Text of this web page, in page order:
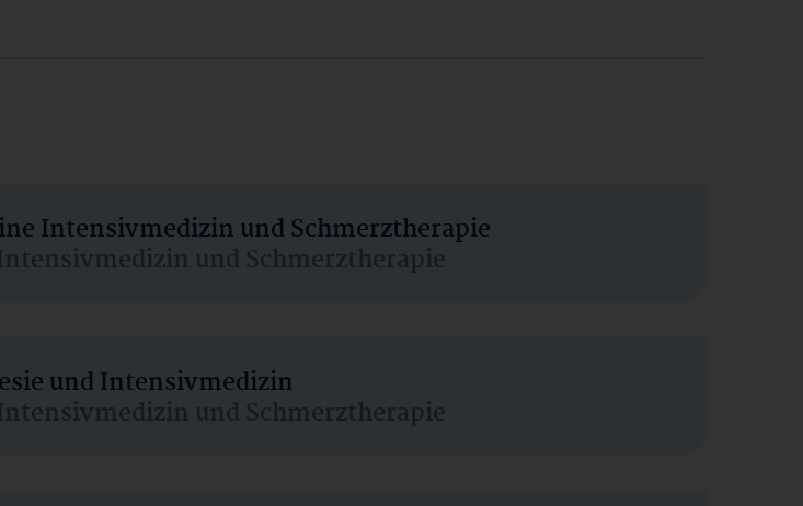
Intensivmedizin und Schmerztherapie
und Schmerztherapie
und Intensivmedizin
und Schmerztherapie